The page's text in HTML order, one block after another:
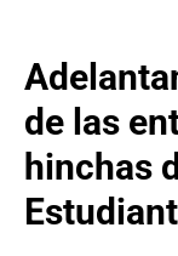
de las
hinchas